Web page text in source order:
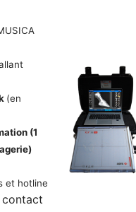
(en
(1
et hotline
contact